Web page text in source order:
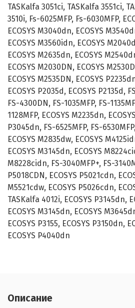
TASKalfa 3051ci, TASKalfa 3551ci,
3510i, Fs-6025MFP, Fs-6030MFP,
ECOSYS M3040dn, ECOSYS
ECOSYS M3560idn, ECOSYS
ECOSYS M2635dn, ECOSYS
ECOSYS M2030DN, ECOSYS
ECOSYS M2535DN, ECOSYS
ECOSYS P2035d, ECOSYS P2135d,
FS-4300DN, FS-1035MFP, FS-
1128MFP, ECOSYS M2235dn,
P3045dn, FS-6525MFP, FS-
ECOSYS M2835dw, ECOSYS
ECOSYS M3145dn, ECOSYS
M8228cidn, FS-3040MFP+, FS-
P5018CDN, ECOSYS P5021cdn,
M5521cdw, ECOSYS P5026cdn,
TASKalfa 4012i, ECOSYS P3145dn,
ECOSYS M3145dn, ECOSYS
ECOSYS P3155, ECOSYS P3150dn,
ECOSYS P4040dn
Описание